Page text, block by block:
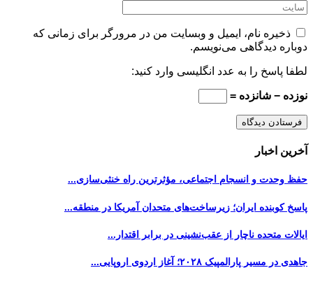
ذخیره نام، ایمیل و وبسایت من در مرورگر برای زمانی که
دوباره دیدگاهی می‌نویسم.
لطفا پاسخ را به عدد انگلیسی وارد کنید:
نوزده − شانزده =
آخرین اخبار
حفظ وحدت و انسجام اجتماعی، مؤثرترین راه خنثی‌سازی...
پاسخ کوبنده ایران؛ زیرساخت‌های متحدان آمریکا در منطقه...
ایالات متحده ناچار از عقب‌نشینی در برابر اقتدار...
جاهدی در مسیر پارالمپیک ۲۰۲۸؛ آغاز اردوی اروپایی...